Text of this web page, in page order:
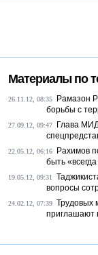
Материалы по
26.11.12, 08:35
Рамазон
борьбы с
27.09.12, 09:47
Глава
22.05.12, 06:16
Рахимов
быть
19.05.12, 09:31
вопросы
24.02.12, 07:39 Трудовых
приглашают